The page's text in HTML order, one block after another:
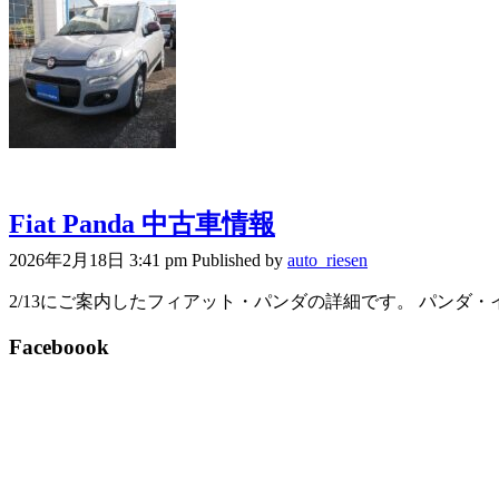
Fiat Panda 中古車情報
2026年2月18日 3:41 pm Published by auto_riesen
2/13にご案内したフィアット・パンダの詳細です。 パンダ・
Faceboook